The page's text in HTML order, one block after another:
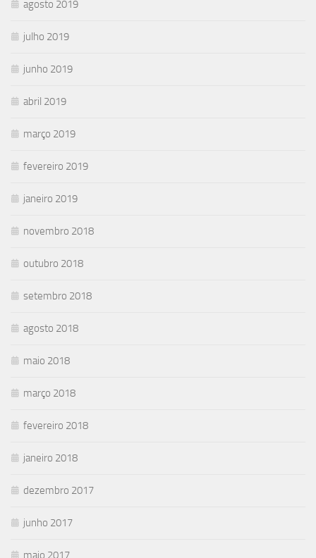
agosto 2019
julho 2019
junho 2019
abril 2019
março 2019
fevereiro 2019
janeiro 2019
novembro 2018
outubro 2018
setembro 2018
agosto 2018
maio 2018
março 2018
fevereiro 2018
janeiro 2018
dezembro 2017
junho 2017
maio 2017